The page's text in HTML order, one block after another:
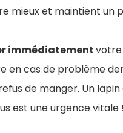
mieux et maintient un
immédiatementvotre
en cas de problème
de manger. Un lapin
est une urgence vitale !